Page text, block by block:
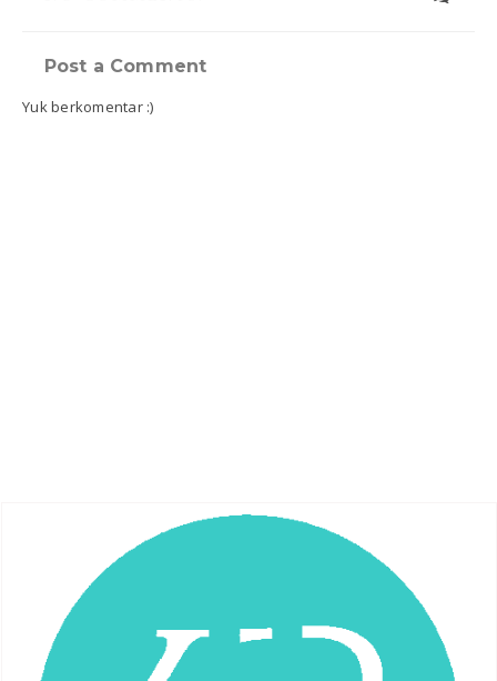
Post a Comment
Yuk berkomentar :)